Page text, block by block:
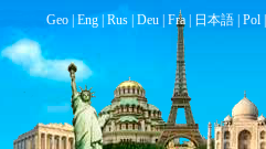
Geo| Eng| Rus| Deu| Fra| 日本語| Pol|